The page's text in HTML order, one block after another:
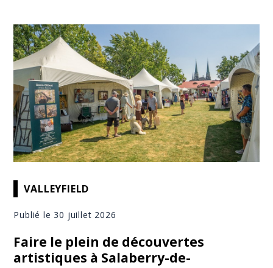
VALLEYFIELD
Publié le 30 juillet 2026
Faire le plein de découvertes
artistiques à Salaberry-de-